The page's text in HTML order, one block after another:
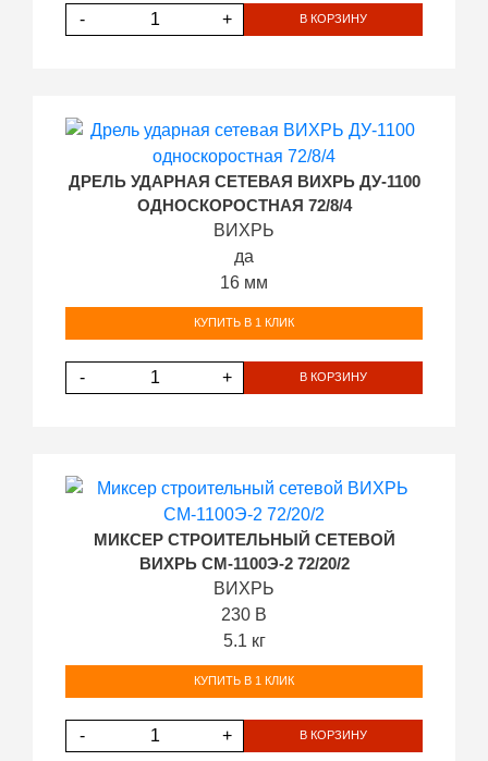
- + В КОРЗИНУ
ДРЕЛЬ УДАРНАЯ СЕТЕВАЯ ВИХРЬ ДУ-1100
ОДНОСКОРОСТНАЯ 72/8/4
ВИХРЬ
да
16 мм
КУПИТЬ В 1 КЛИК
- + В КОРЗИНУ
МИКСЕР СТРОИТЕЛЬНЫЙ СЕТЕВОЙ
ВИХРЬ СМ-1100Э-2 72/20/2
ВИХРЬ
230 В
5.1 кг
КУПИТЬ В 1 КЛИК
- + В КОРЗИНУ